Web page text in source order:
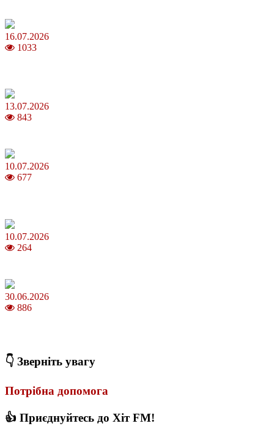
16.07.2026
1033
13.07.2026
843
10.07.2026
677
10.07.2026
264
30.06.2026
886
👇 Зверніть увагу
Потрібна допомога
👍 Приєднуйтесь до Хіт FM!